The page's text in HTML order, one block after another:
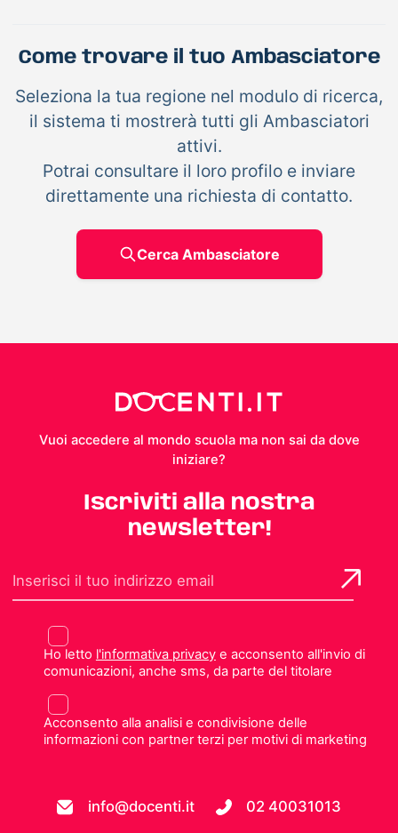
Come trovare il tuo Ambasciatore
Seleziona la tua regione nel modulo di ricerca,
il sistema ti mostrerà tutti gli Ambasciatori
attivi.
Potrai consultare il loro profilo e inviare
direttamente una richiesta di contatto.
Cerca Ambasciatore
Vuoi accedere al mondo scuola ma non sai da dove
iniziare?
Iscriviti alla nostra
newsletter!
Ho letto l'informativa privacye acconsento all'invio di
comunicazioni, anche sms, da parte del titolare
Acconsento alla analisi e condivisione delle
informazioni con partner terzi per motivi di marketing
info@docenti.it 02 40031013